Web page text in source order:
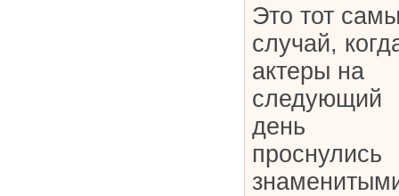
Это тот
случай,
актеры на
следующий
день
проснулись